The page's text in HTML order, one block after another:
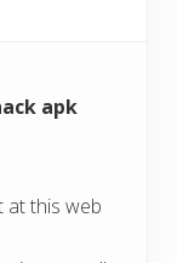
apk
at this web